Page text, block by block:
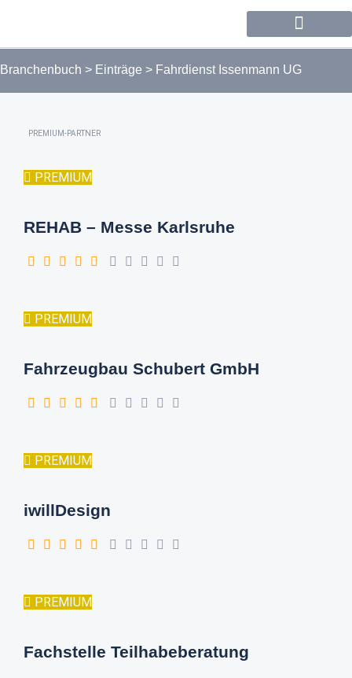
Branchenbuch > Einträge > Fahrdienst Issenmann UG
PREMIUM-PARTNER
PREMIUM
REHAB – Messe Karlsruhe
PREMIUM
Fahrzeugbau Schubert GmbH
PREMIUM
iwillDesign
PREMIUM
Fachstelle Teilhabeberatung